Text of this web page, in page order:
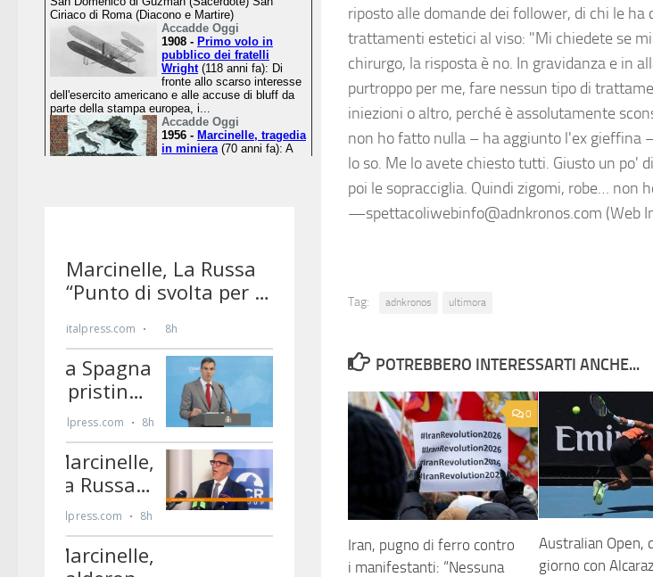
riposto alle domande dei follower, di chi le ha
trattamenti estetici al viso: "Mi chiedete se
chirurgo, la risposta è no. In gravidanza e in
purtroppo per me, fare nessun tipo di
iniezioni o altro, perché è assolutamente
non ho fatto nulla – ha aggiunto l'ex gieffina
lo so. Me lo avete chiesto tutti. Giusto un po'
poi le sopracciglia. Quindi zigomi, robe… non
—spettacoliwebinfo@adnkronos.com (Web
Tag: adnkronos ultimora
POTREBBERO INTERESSARTI ANCHE...
0
Iran, pugno di ferro contro
i manifestanti: “Nessuna
Australian Open,
giorno con